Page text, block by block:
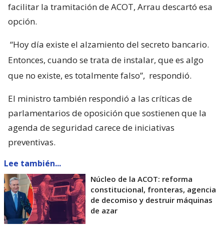
facilitar la tramitación de ACOT, Arrau descartó esa
opción.
“Hoy día existe el alzamiento del secreto bancario.
Entonces, cuando se trata de instalar, que es algo
que no existe, es totalmente falso”, respondió.
El ministro también respondió a las críticas de
parlamentarios de oposición que sostienen que la
agenda de seguridad carece de iniciativas
preventivas.
Lee también...
Núcleo de la ACOT: reforma
constitucional, fronteras, agencia
de decomiso y destruir máquinas
de azar